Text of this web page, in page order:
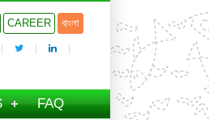
CAREER বাংলা
FAQ